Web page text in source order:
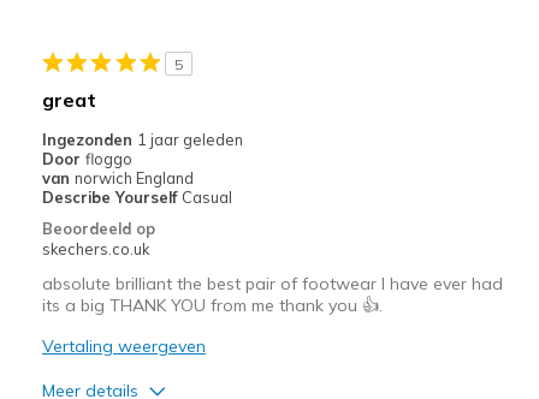
5
great
Ingezonden 1 jaar geleden
Door floggo
van norwich England
Describe Yourself Casual
Beoordeeld op
skechers.co.uk
absolute brilliant the best pair of footwear I have ever had
its a big THANK YOU from me thank you 👍.
Vertaling weergeven
Meer details